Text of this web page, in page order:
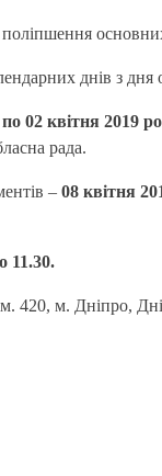
днів з дня
02 квітня 2019
рада.
– 08 квітня
11.30.
420, м. Дніпро,